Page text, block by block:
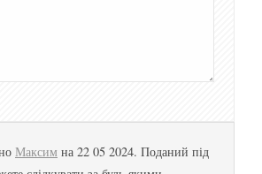
Максим на 22 05 2024. Поданий під